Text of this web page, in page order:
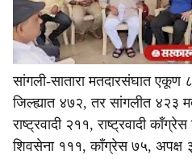
सांगली-सातारा मतदारसंघात एकूण
जिल्ह्यात ४७२, तर सांगलीत ४२३
राष्ट्रवादी २११, राष्ट्रवादी
शिवसेना १११, काँग्रेस ७५, अपक्ष